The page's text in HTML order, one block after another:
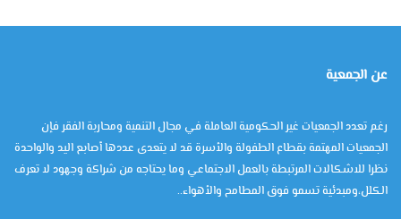
عن الجمعية
رغم تعدد الجمعيات غير الحكومية العاملة في مجال التنمية ومحاربة الفقر فإن
الجمعيات المهتمة بقطاع الطفولة والأسرة قد لا يتعدى عددها أصابع اليد والواحدة
نظرا للاشكالات المرتبطة بالعمل الاجتماعي وما يحتاجه من شراكة وجهود لا تعرف
الكلل،ومبدئية تسمو فوق المطامح والأهواء..